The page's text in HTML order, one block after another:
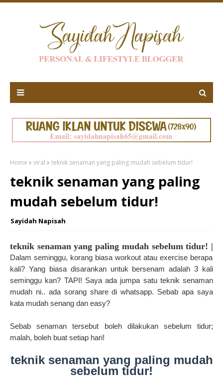
Home viral teknik senaman yang paling mudah sebelum tidur!
teknik senaman yang paling
mudah sebelum tidur!
Sayidah Napisah
teknik senaman yang paling mudah sebelum tidur! |
Dalam seminggu, korang biasa workout atau exercise berapa
kali? Yang biasa disarankan untuk bersenam adalah 3 kali
seminggu kan? TAPI! Saya ada jumpa satu teknik senaman
mudah ni.. ada sorang share di whatsapp. Sebab apa saya
kata mudah senang dan easy?
Sebab senaman tersebut boleh dilakukan sebelum tidur;
malah, boleh buat setiap hari!
teknik senaman yang paling mudah
sebelum tidur!